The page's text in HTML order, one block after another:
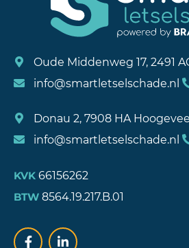
Oude Middenweg 17, 2491
info@smartletselschade.nl
Donau 2, 7908 HA
info@smartletselschade.nl
KVK 66156262
BTW 8564.19.217.B.01